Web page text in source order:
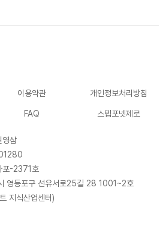
이용약관 개인정보처리방침
FAQ 스텝포넷제로
영삼
포-2371호
영등포구 선유서로25길 28 1001~2호
지식산업센터)